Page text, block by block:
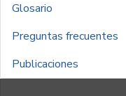
Glosario
Preguntas frecuentes
Publicaciones